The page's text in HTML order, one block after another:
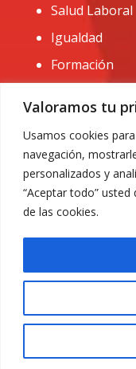
Valoramos tu
Usamos cookies
navegación,
personalizados y
“Aceptar todo”
de las cookies.
Salud Laboral
Igualdad
Formación
CONTACTO:
968 25 01 20
C/ Huerto de
© 2018 Todos los